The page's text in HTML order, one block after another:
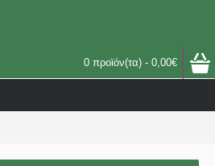
0 προϊόν(τα) - 0,00€
για ΜΩΡΑ γούρια-δώρα επαγγελματικά